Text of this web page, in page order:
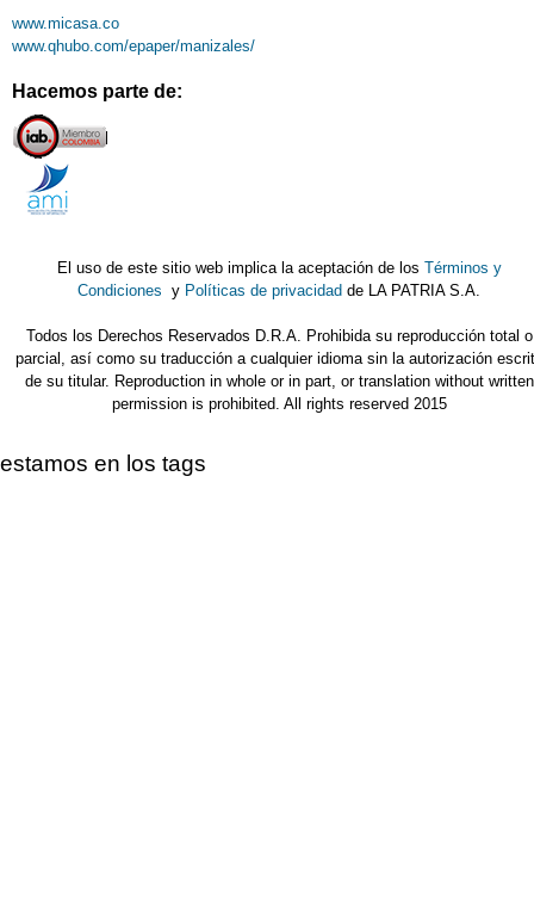
www.micasa.co
www.qhubo.com/epaper/manizales/
Hacemos parte de:
El uso de este sitio web implica la aceptación de los Términos y
Condiciones y Políticas de privacidad de LA PATRIA S.A.
Todos los Derechos Reservados D.R.A. Prohibida su reproducción total o
parcial, así como su traducción a cualquier idioma sin la autorización
de su titular. Reproduction in whole or in part, or translation without written
permission is prohibited. All rights reserved 2015
estamos en los tags